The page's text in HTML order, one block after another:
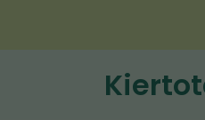
Etusivu